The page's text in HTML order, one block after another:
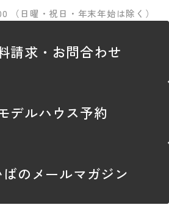
（日曜・祝日・年末年始は除く）
請求・お問合わせ
デルハウス予約
ばのメールマガジン